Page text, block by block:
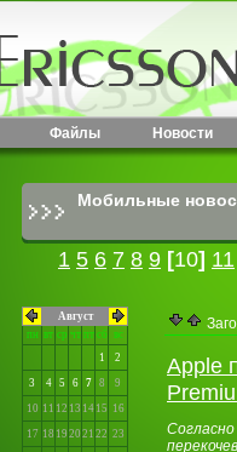
Файлы Новости
Мобильные
1 5 6 7 8 9 [10] 11
Август
пн вт ср чт пт сб вс
1
2
3 4 5 6 7 8 9
10 11 12 13 14 15 16
17 18 19 20 21 22 23
Apple
Согласно